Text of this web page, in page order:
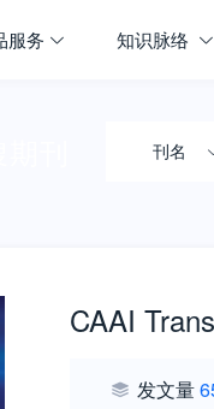
服务 知识脉络
刊名
CAAI
发文量